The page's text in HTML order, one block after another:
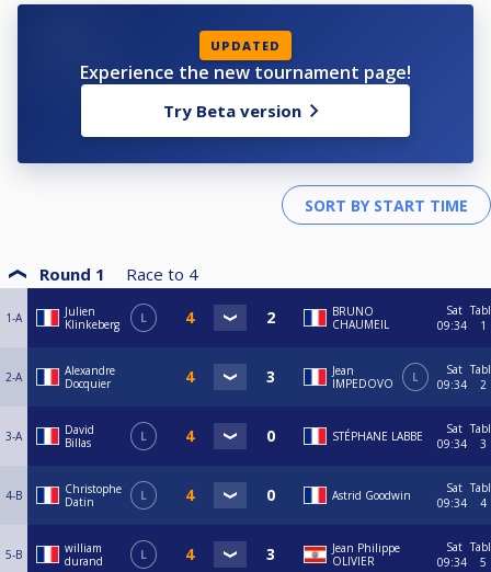
UPDATED
Experience the new tournament page!
Try Beta version
Round 1 Race to 4
1-A
Julien
Klinkeberg
L
BRUNO
CHAUMEIL
Sat
09:34
1
2-A
Alexandre
Docquier
Jean
IMPEDOVO
L
Sat
09:34
2
3-A
David
Billas
L STÉPHANE LABBE
Sat
09:34
3
4-B
Christophe
Datin
L Astrid Goodwin
Sat
09:34
4
5-B
william
durand
L
Jean Philippe
OLIVIER
Sat
09:34
5